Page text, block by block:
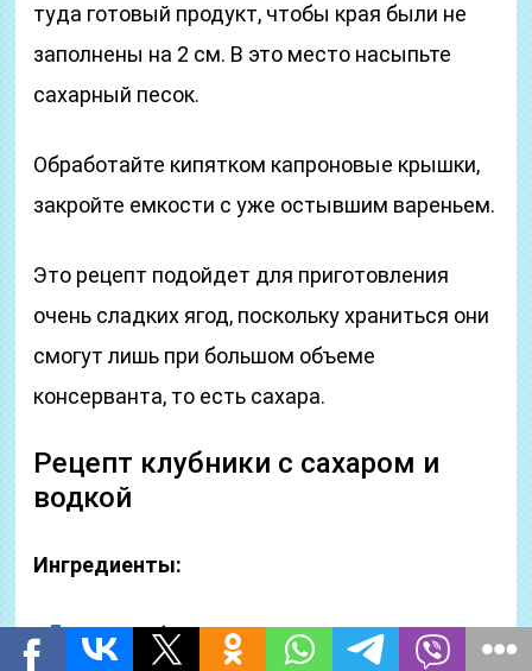
туда готовый продукт, чтобы края были не
заполнены на 2 см. В это место насыпьте
сахарный песок.
Обработайте кипятком капроновые крышки,
закройте емкости с уже остывшим вареньем.
Это рецепт подойдет для приготовления
очень сладких ягод, поскольку храниться они
смогут лишь при большом объеме
консерванта, то есть сахара.
Рецепт клубники с сахаром и
водкой
Ингредиенты:
1 кг клубники;